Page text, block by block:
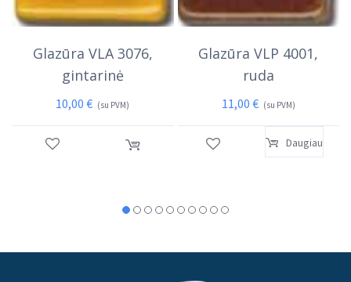
Glazūra VLA 3076,
gintarinė
10,00€ (su PVM)
Glazūra VLP 4001,
ruda
11,00 € (su PVM)
Daugiau